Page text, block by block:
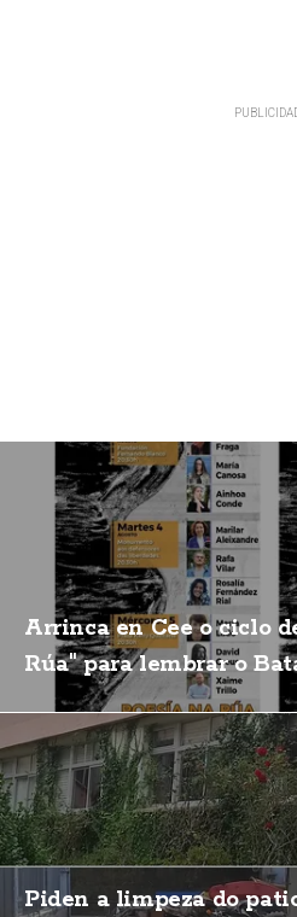
Arrinca en Cee o ciclo
Rúa" para lembrar o
Piden a limpeza do